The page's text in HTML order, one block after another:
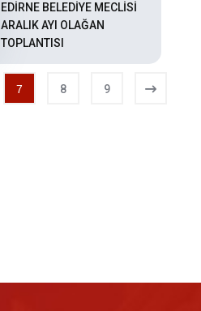
EDİRNE BELEDİYE MECLİSİ
ARALIK AYI OLAĞAN
TOPLANTISI
7 8 9